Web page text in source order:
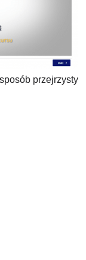
przejrzysty